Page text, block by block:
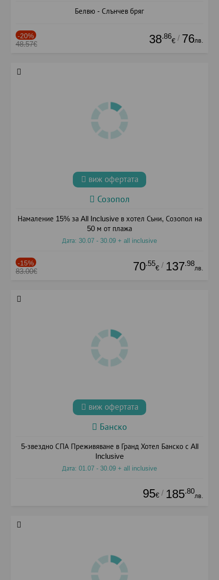
Белвю - Слънчев бряг
-20%
48.57€ 38.86
€ / 76лв.
виж офертата
Созопол
Намаление 15% за All Inclusive в хотел Съни, Созопол на
50 м от плажа
Дата: 30.07 - 30.09 + all inclusive
-15%
83.00€ 70.55
€ / 137.98
лв.
виж офертата
Банско
5-звездно СПА Преживяване в Гранд Хотел Банско с All
Inclusive
Дата: 01.07 - 30.09 + all inclusive
95€ / 185.80
лв.